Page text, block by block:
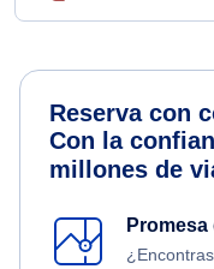
Reserva con
Con la
millones de